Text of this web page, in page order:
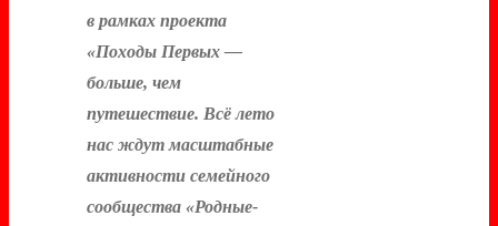
в рамках проекта
«Походы Первых —
больше, чем
путешествие. Всё лето
нас ждут масштабные
активности семейного
сообщества «Родные-